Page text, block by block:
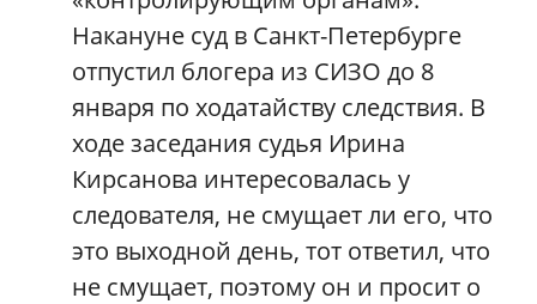
Накануне суд в Санкт-Петербурге
отпустил блогера из СИЗО до 8
января по ходатайству следствия. В
ходе заседания судья Ирина
Кирсанова интересовалась у
следователя, не смущает ли его, что
это выходной день, тот ответил, что
не смущает, поэтому он и просит о